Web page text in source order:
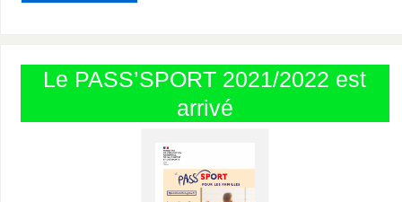
Le PASS’SPORT 2021/2022 est
arrivé